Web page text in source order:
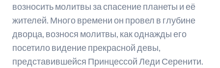
возносить молитвы за спасение планеты и её
жителей. Много времени он провел в глубине
дворца, вознося молитвы, как однажды его
посетило видение прекрасной девы,
представившейся Принцессой Леди Серенити.